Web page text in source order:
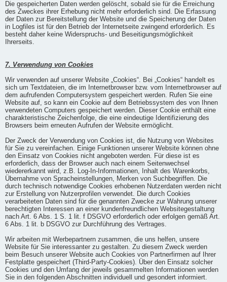
Die gespeicherten Daten werden gelöscht, sobald sie für die Erreichung
des Zweckes ihrer Erhebung nicht mehr erforderlich sind. Die Erfassung
der Daten zur Bereitstellung der Website und die Speicherung der Daten
in Logfiles ist für den Betrieb der Internetseite zwingend erforderlich. Es
besteht daher keine Widerspruchs- und Beseitigungsmöglichkeit
Ihrerseits.
7. Verwendung von Cookies
Wir verwenden auf unserer Website „Cookies“. Bei „Cookies“ handelt es
sich um Textdateien, die im Internetbrowser bzw. vom Internetbrowser auf
dem aufrufenden Computersystem gespeichert werden. Rufen Sie eine
Website auf, so kann ein Cookie auf dem Betriebssystem des von Ihnen
verwendeten Computers gespeichert werden. Dieser Cookie enthält eine
charakteristische Zeichenfolge, die eine eindeutige Identifizierung des
Browsers beim erneuten Aufrufen der Website ermöglicht.
Der Zweck der Verwendung von Cookies ist, die Nutzung von Websites
für Sie zu vereinfachen. Einige Funktionen unserer Website können ohne
den Einsatz von Cookies nicht angeboten werden. Für diese ist es
erforderlich, dass der Browser auch nach einem Seitenwechsel
wiedererkannt wird, z.B. Log-In-Informationen, Inhalt des Warenkorbs,
Übernahme von Spracheinstellungen, Merken von Suchbegriffen. Die
durch technisch notwendige Cookies erhobenen Nutzerdaten werden nicht
zur Erstellung von Nutzerprofilen verwendet. Die durch Cookies
verarbeiteten Daten sind für die genannten Zwecke zur Wahrung unserer
berechtigten Interessen an einer kundenfreundlichen Websitegestaltung
nach Art. 6 Abs. 1 S. 1 lit. f DSGVO erforderlich oder erfolgen gemäß Art.
6 Abs. 1 lit. b DSGVO zur Durchführung des Vertrages.
Wir arbeiten mit Werbepartnern zusammen, die uns helfen, unsere
Website für Sie interessanter zu gestalten. Zu diesem Zweck werden
beim Besuch unserer Website auch Cookies von Partnerfirmen auf Ihrer
Festplatte gespeichert (Third-Party-Cookies). Über den Einsatz solcher
Cookies und den Umfang der jeweils gesammelten Informationen werden
Sie in den folgenden Abschnitten individuell und gesondert informiert.